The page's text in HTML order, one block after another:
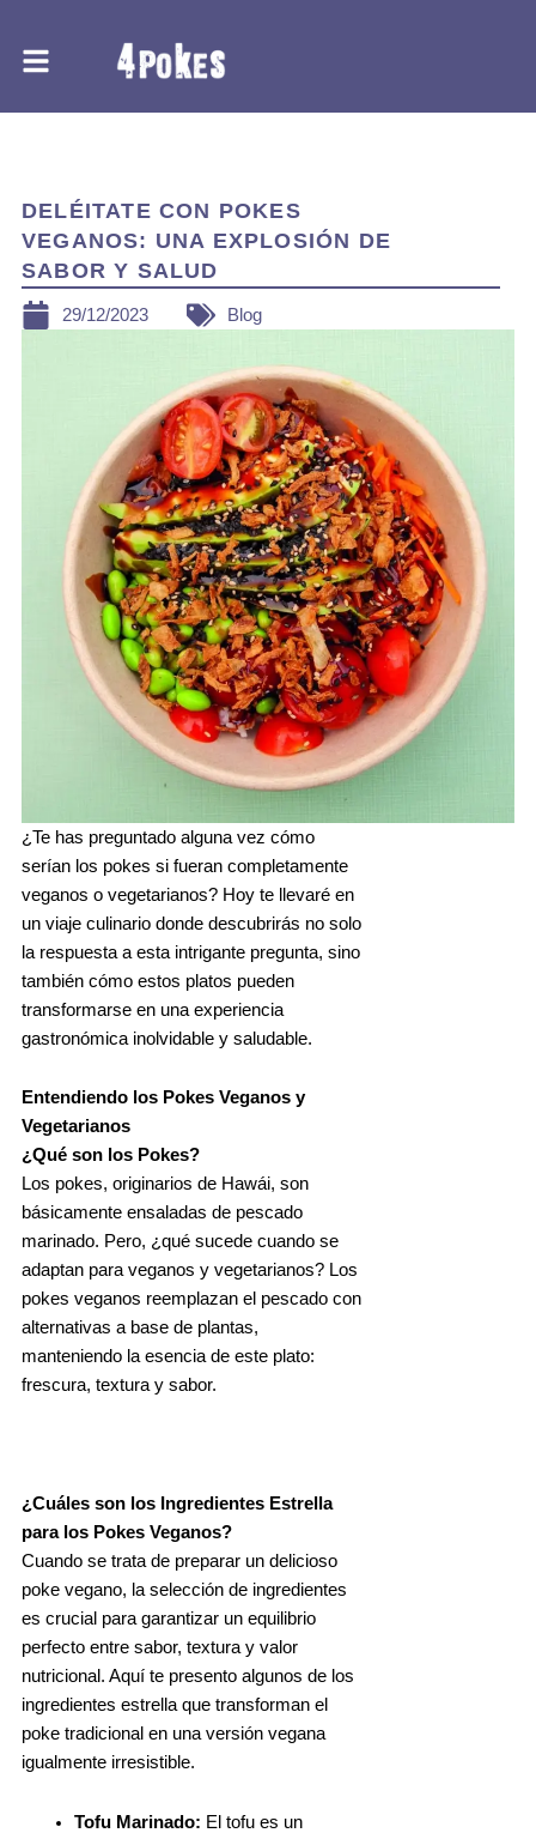
contenido
DELÉITATE CON POKES
VEGANOS: UNA EXPLOSIÓN DE
SABOR Y SALUD
29/12/2023 Blog
¿Te has preguntado alguna vez cómo
serían los pokes si fueran completamente
veganos o vegetarianos? Hoy te llevaré en
un viaje culinario donde descubrirás no solo
la respuesta a esta intrigante pregunta, sino
también cómo estos platos pueden
transformarse en una experiencia
gastronómica inolvidable y saludable.
Entendiendo los Pokes Veganos y
Vegetarianos
¿Qué son los Pokes?
Los pokes, originarios de Hawái, son
básicamente ensaladas de pescado
marinado. Pero, ¿qué sucede cuando se
adaptan para veganos y vegetarianos? Los
pokes veganos reemplazan el pescado con
alternativas a base de plantas,
manteniendo la esencia de este plato:
frescura, textura y sabor.
¿Cuáles son los Ingredientes Estrella
para los Pokes Veganos?
Cuando se trata de preparar un delicioso
poke vegano, la selección de ingredientes
es crucial para garantizar un equilibrio
perfecto entre sabor, textura y valor
nutricional. Aquí te presento algunos de los
ingredientes estrella que transforman el
poke tradicional en una versión vegana
igualmente irresistible.
Tofu Marinado: El tofu es un